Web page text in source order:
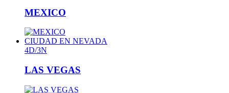
MEXICO
CIUDAD EN NEVADA
4D/3N
LAS VEGAS